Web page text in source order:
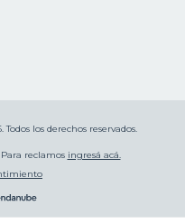
los derechos reservados.
reclamos ingresá acá.